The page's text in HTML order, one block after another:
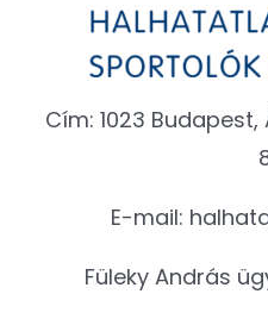
Cím: 1023
E-mail:
Füleky András